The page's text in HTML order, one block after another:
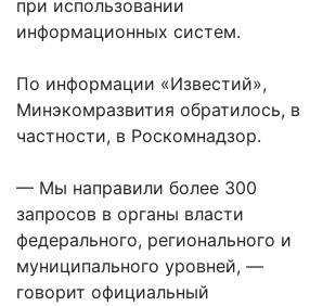
при использовании
информационных систем.
По информации «Известий»,
Минэкомразвития обратилось, в
частности, в Роскомнадзор.
— Мы направили более 300
запросов в органы власти
федерального, регионального и
муниципального уровней, —
говорит официальный